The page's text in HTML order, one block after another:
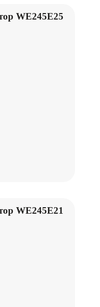
WE245E25
WE245E21